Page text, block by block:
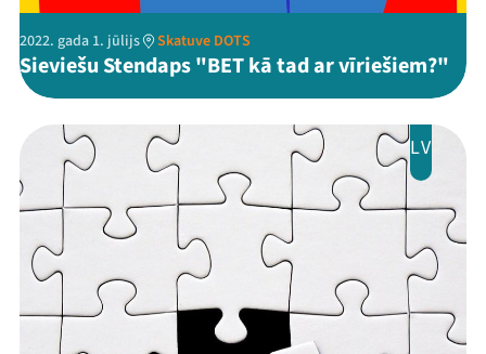
2022. gada 1. jūlijs Skatuve DOTS
Sieviešu Stendaps "BET kā tad ar vīriešiem?"
LV